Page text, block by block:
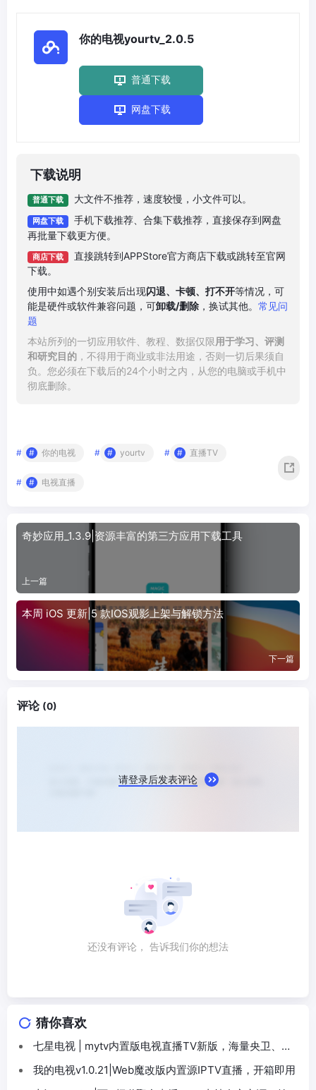
你的电视yourtv_2.0.5
普通下载
网盘下载
下载说明
普通下载 大文件不推荐，速度较慢，小文件可以。
网盘下载
手机下载推荐、合集下载推荐，直接保存到网盘
再批量下载更方便。
商店下载
直接跳转到APPStore官方商店下载或跳转至官网
下载。
使用中如遇个别安装后出现闪退、卡顿、打不开等情况，可
能是硬件或软件兼容问题，可卸载/删除 ，换试其他。 常见问
题
本站所列的一切应用软件、教程、数据仅限 用于学习、评测
和研究目的 ，不得用于商业或非法用途，否则一切后果须自
负。您必须在下载后的24个小时之内，从您的电脑或手机中
彻底删除。
# 你的电视 # yourtv # 直播TV
# 电视直播
奇妙应用_1.3.9|资源丰富的第三方应用下载工具
上一篇
本周 iOS 更新|5 款IOS观影上架与解锁方法
下一篇
评论 (0)
请登录后发表评论
还没有评论， 告诉我们你的想法
猜你喜欢
七星电视 | mytv内置版电视直播TV新版，海量央卫、地
方频道
我的电视v1.0.21|Web魔改版内置源IPTV直播，开箱即用